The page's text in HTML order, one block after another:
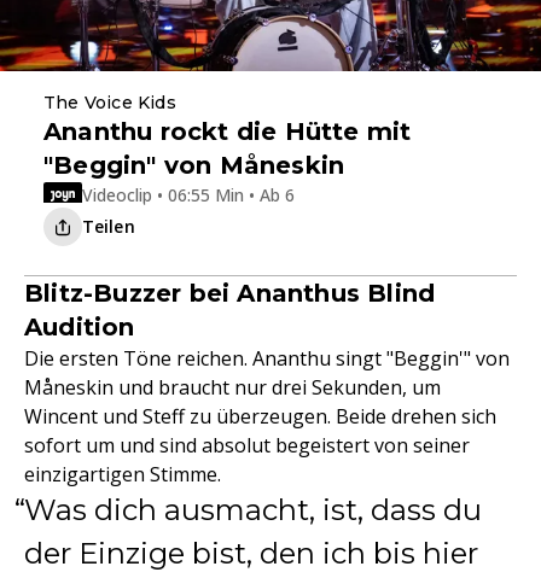
The Voice Kids
Ananthu rockt die Hütte mit
"Beggin" von Måneskin
Videoclip • 06:55 Min • Ab 6
Teilen
Blitz-Buzzer bei Ananthus Blind
Audition
Die ersten Töne reichen. Ananthu singt "Beggin'" von
Måneskin und braucht nur drei Sekunden, um
Wincent und Steff zu überzeugen. Beide drehen sich
sofort um und sind absolut begeistert von seiner
einzigartigen Stimme.
Was dich ausmacht, ist, dass du
der Einzige bist, den ich bis hier